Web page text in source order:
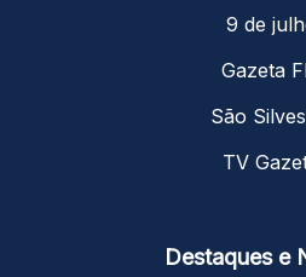
9 de
Gazeta
São
TV
Destaques e